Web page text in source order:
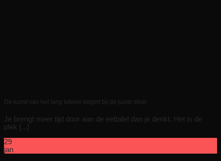
De kunst van het lang tafelen begint bij de juiste stoel
Je brengt meer tijd door aan de eettafel dan je denkt. Het is de
plek [...]
29
jan